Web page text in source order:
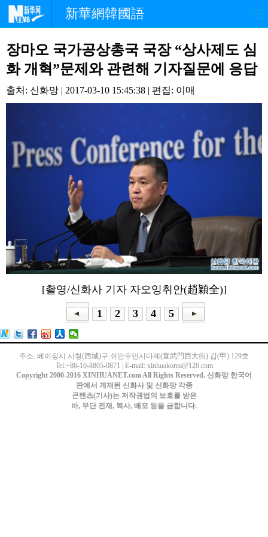
新華網韓國語
홈페이지 최신뉴스 정치
경제 사회 포토
중한교류 핫 TV 문화
오피니언
생생 중국어
장마오 국가공상총국 국장 “상사제도 심
화 개혁”문제와 관련해 기자질문에 응답
출처: 신화망 | 2017-03-10 15:45:38 | 편집: 이매
[촬영/신화사 기자 자오잉취안(趙穎全)]
1
2 3 4 5
주소: 베이징시 시청(西城)구 쉬안우먼시다제(宣武門西大街) 갑(甲) 129호
Tel:+86-10-8805-0871 | E-mail: xinhuakorea@126.com
Copyright 2000-2016 XINHUANET.com All Rights Reserved. 신화망 한국어
판에서 게재된 신화사 및 신화망 각종
콘텐츠(기사)는 저작권법의 보호를 받은
바, 무단 전재, 복사, 배포 등을 금합니다.